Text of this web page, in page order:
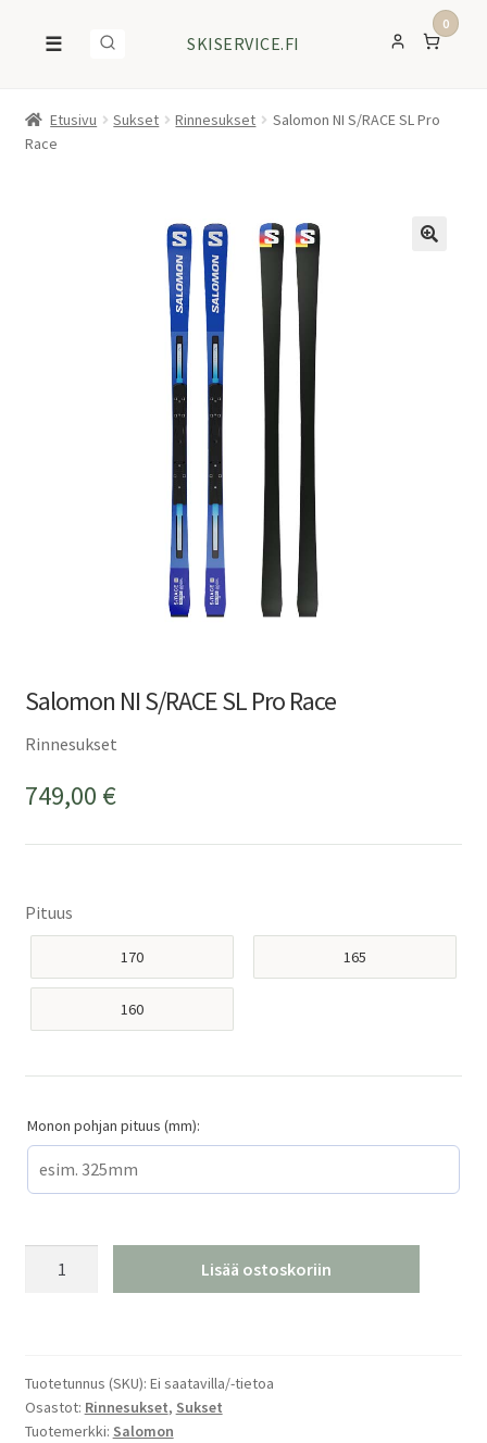
☰ SKISERVICE.FI
0
Etusivu Sukset Rinnesukset
Salomon NI S/RACE SL Pro
Race
Salomon NI S/RACE SL Pro Race
Rinnesukset
749,00 €
Pituus
170 165
160
Monon pohjan pituus (mm):
Race
määrä
Lisää ostoskoriin
Tuotetunnus (SKU): Ei saatavilla/-tietoa
Osastot: Rinnesukset, Sukset
Tuotemerkki: Salomon